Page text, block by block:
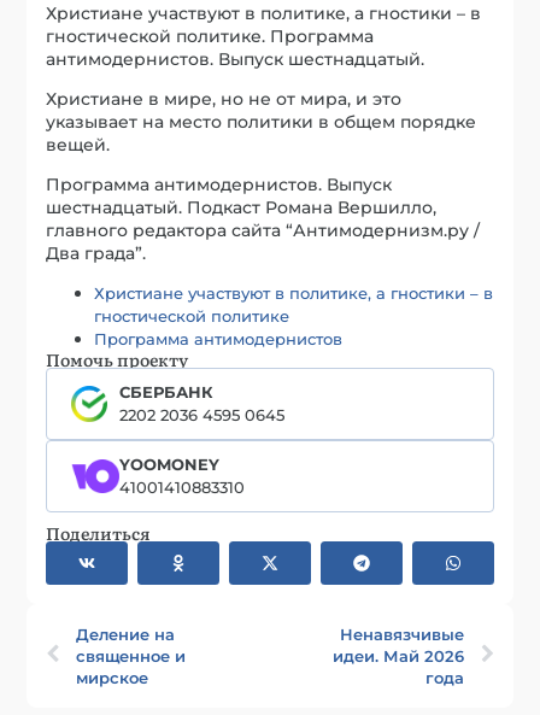
Христиане участвуют в политике, а гностики – в
гностической политике. Программа
антимодернистов. Выпуск шестнадцатый.
Христиане в мире, но не от мира, и это
указывает на место политики в общем порядке
вещей.
Программа антимодернистов. Выпуск
шестнадцатый. Подкаст Романа Вершилло,
главного редактора сайта “Антимодернизм.ру /
Два града”.
Христиане участвуют в политике, а гностики – в
гностической политике
Программа антимодернистов
Помочь проекту
СБЕРБАНК
2202 2036 4595 0645
YOOMONEY
41001410883310
Поделиться
Деление на
священное и
мирское
Ненавязчивые
идеи. Май 2026
года